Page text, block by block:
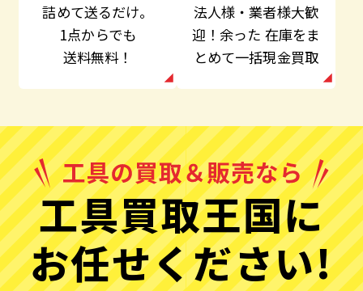
詰めて送るだけ。
1点からでも
送料無料！
法人様・業者様大歓
迎！余った 在庫をま
とめて一括現金買取
工具買取王国に
お任せください!